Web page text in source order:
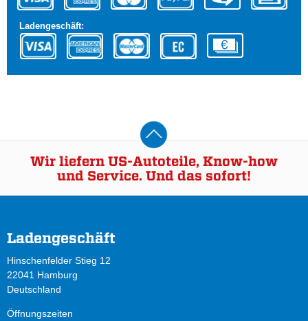
Ladengeschäft:
Wir liefern US-Autoteile, Know-how
und Service. Und das sofort!
Ladengeschäft
Hinschenfelder Stieg 12
22041 Hamburg
Deutschland
Öffnungszeiten